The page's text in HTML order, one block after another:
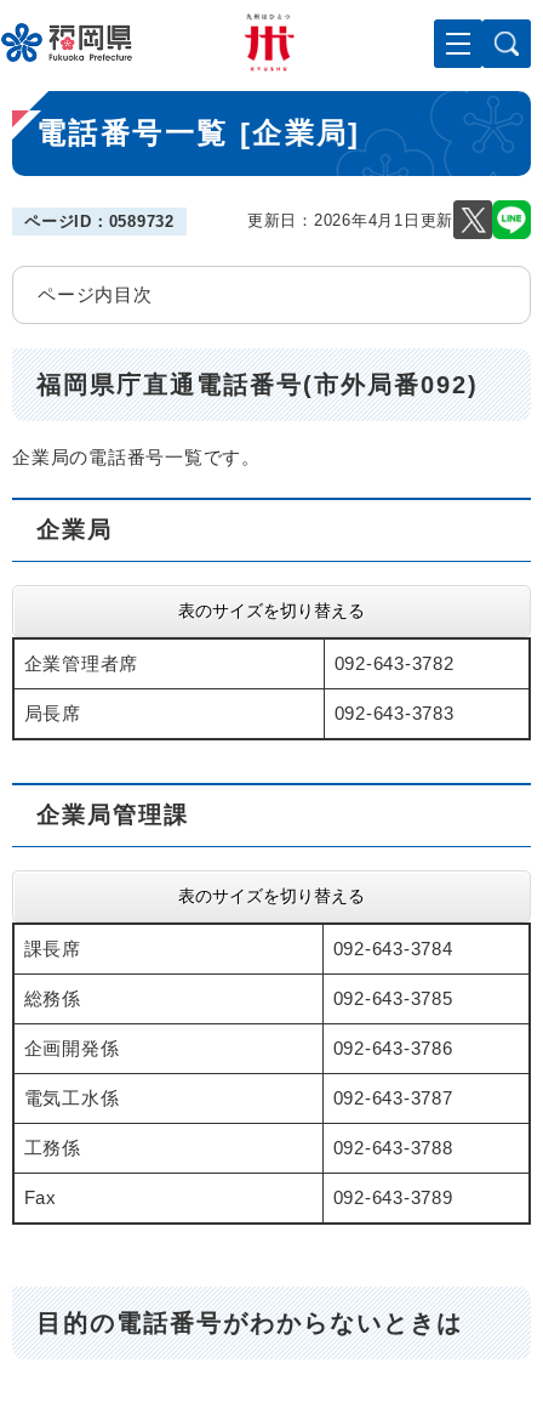
ー
ジ
先
頭
で
メニューを飛ばして本文へ
本
文
電話番号一覧 [企業局]
ページID：0589732 更新日：2026年4月1日更新
ページ内目次
福岡県庁直通電話番号(市外局番092)
企業局の電話番号一覧です。
企業局
表のサイズを切り替える
企業管理者席 092-643-3782
局長席 092-643-3783
企業局管理課
表のサイズを切り替える
課長席 092-643-3784
総務係 092-643-3785
企画開発係 092-643-3786
電気工水係 092-643-3787
工務係 092-643-3788
Fax 092-643-3789
目的の電話番号がわからないときは